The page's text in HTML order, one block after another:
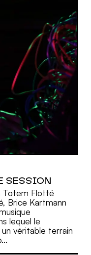
SESSION
Totem Flotté
Brice Kartmann
lequel le
véritable terrain